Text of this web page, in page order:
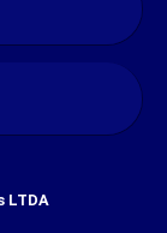
LTDA